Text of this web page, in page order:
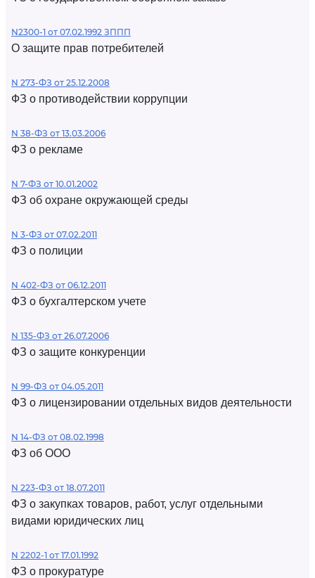
N2300-1 от 07.02.1992 ЗППП
О защите прав потребителей
N 273-ФЗ от 25.12.2008
ФЗ о противодействии коррупции
N 38-ФЗ от 13.03.2006
ФЗ о рекламе
N 7-ФЗ от 10.01.2002
ФЗ об охране окружающей среды
N 3-ФЗ от 07.02.2011
ФЗ о полиции
N 402-ФЗ от 06.12.2011
ФЗ о бухгалтерском учете
N 135-ФЗ от 26.07.2006
ФЗ о защите конкуренции
N 99-ФЗ от 04.05.2011
ФЗ о лицензировании отдельных видов деятельности
N 14-ФЗ от 08.02.1998
ФЗ об ООО
N 223-ФЗ от 18.07.2011
ФЗ о закупках товаров, работ, услуг отдельными
видами юридических лиц
N 2202-1 от 17.01.1992
ФЗ о прокуратуре